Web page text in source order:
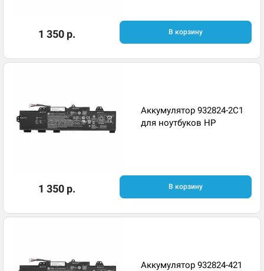
1 350 р. В корзину
Аккумулятор 932824-2C1
для ноутбуков HP
1 350 р. В корзину
Аккумулятор 932824-421